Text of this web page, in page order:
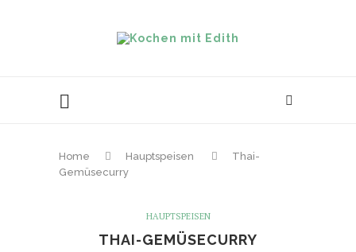
Home Hauptspeisen
Thai-
Gemüsecurry
HAUPTSPEISEN
THAI-GEMÜSECURRY